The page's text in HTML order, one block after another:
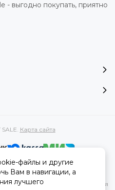
- выгодно покупать, приятно
Карта сайта
информация, касающаяся
товаров и услуг, носит
при каких условиях не является
файлы и другие
Вам в навигации, а
лучшего